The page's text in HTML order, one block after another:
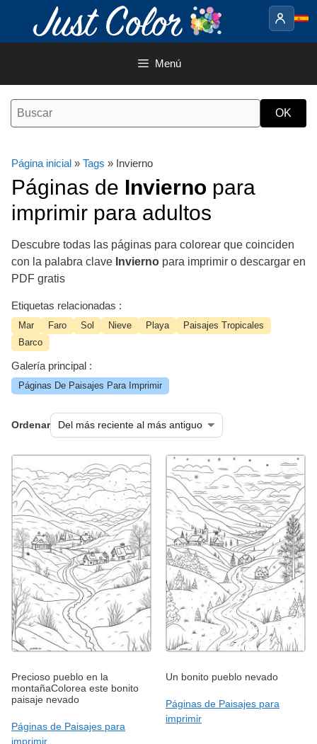
contenido
Menú
Página inicial » Tags » Invierno
Páginas de Invierno para
imprimir para adultos
Descubre todas las páginas para colorear que coinciden
con la palabra clave Invierno para imprimir o descargar en
PDF gratis
Etiquetas relacionadas :
Mar Faro Sol Nieve Playa
Paisajes Tropicales
Barco
Galería principal :
Páginas De Paisajes Para Imprimir
Ordenar
Precioso pueblo en la
montañaColorea este bonito
paisaje nevado
Páginas de Paisajes para
imprimir
Un bonito pueblo nevado
Páginas de Paisajes para
imprimir